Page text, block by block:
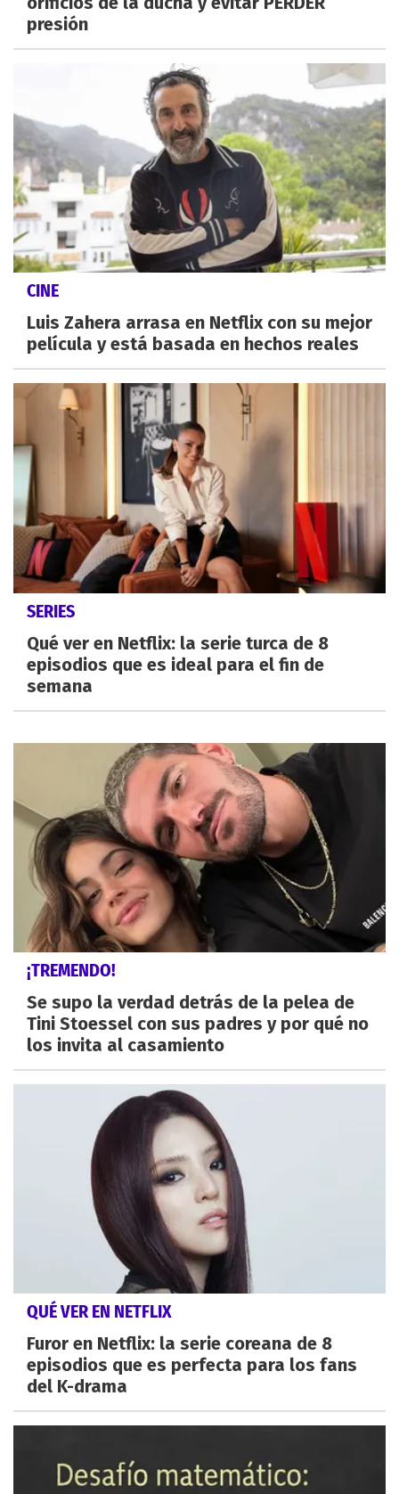
presión
CINE
Luis Zahera arrasa en Netflix con su mejor
película y está basada en hechos reales
SERIES
Qué ver en Netflix: la serie turca de 8
episodios que es ideal para el fin de
semana
¡TREMENDO!
Se supo la verdad detrás de la pelea de
Tini Stoessel con sus padres y por qué no
los invita al casamiento
QUÉ VER EN NETFLIX
Furor en Netflix: la serie coreana de 8
episodios que es perfecta para los fans
del K-drama